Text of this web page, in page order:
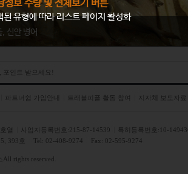
자치도 서귀포시
한 소라를 잡아 올린다. 서귀
녀들이 잡은 소라의 맛을 상
, 신안 병어
신안군
월까지가 제철인 신안 병어는 불포화지방산이 다량 함유되어
효과가 있다.
가 개최될 정도로 인기 있
포인트 받으세요!
인트 받으세요!
파트너쉽 가입안내 트래블피플 활동 참여 지자체 보도자료
열 사업자등록번호:215-87-14539 특허등록번호:10-
393호
Tel: 02-408-9274 Fax: 02-595-9274
All rights reserved.
정보 수량 및 전체보기 버튼
된 유형에 따라 리스트 페이지 활성화